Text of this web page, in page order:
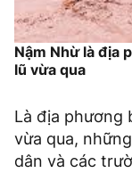
Nậm Nhừ là địa
lũ vừa qua
Là địa phương
vừa qua,
dân và các